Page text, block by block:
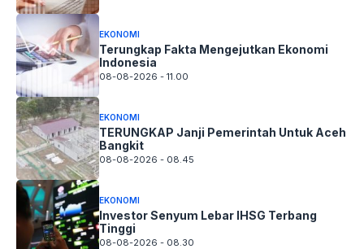
EKONOMI
Terungkap Fakta Mengejutkan Ekonomi
Indonesia
08-08-2026 - 11.00
EKONOMI
TERUNGKAP Janji Pemerintah Untuk Aceh
Bangkit
08-08-2026 - 08.45
EKONOMI
Investor Senyum Lebar IHSG Terbang
Tinggi
08-08-2026 - 08.30